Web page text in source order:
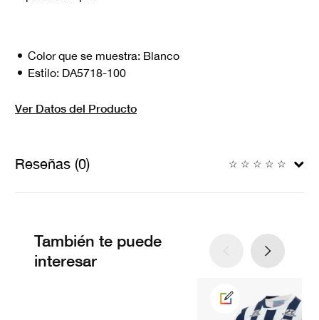
Color que se muestra: Blanco
Estilo: DA5718-100
Ver Datos del Producto
Reseñas (0) ☆ ☆ ☆ ☆ ☆
También te puede
interesar